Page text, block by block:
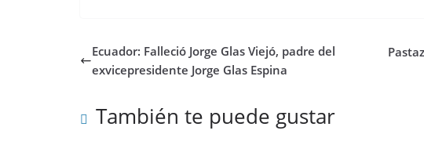
Ecuador: Falleció Jorge Glas Viejó, padre del
exvicepresidente Jorge Glas Espina
También te puede gustar